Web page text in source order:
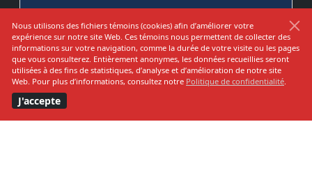
Danger d’incendie
Prévision pour:
Kamouraska-RDL-Témis-Les Basques
Nous utilisons des fichiers témoins (cookies) afin d’améliorer votre
expérience sur notre site Web. Ces témoins nous permettent de collecter des
informations sur votre navigation, comme la durée de votre visite ou les pages
que vous consulterez. Entièrement anonymes, les données recueillies seront
utilisées à des fins de statistiques, d’analyse et d’amélioration de notre site
Web. Pour plus d’informations, consultez notre Politique de confidentialité.
J'accepte